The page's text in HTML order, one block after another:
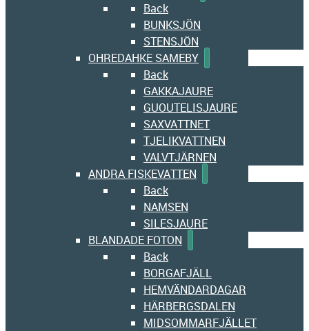
Back
BUNKSJÖN
STENSJÖN
OHREDAHKE SAMEBY
Back
GAKKAJAURE
GUOUTELISJAURE
SAXVATTNET
TJELIKVATTNEN
VALVTJÄRNEN
ANDRA FISKEVATTEN
Back
NAMSEN
SILESJAURE
BLANDADE FOTON
Back
BORGAFJÄLL
HEMVÄNDARDAGAR
HÄRBERGSDALEN
MIDSOMMARFJÄLLET